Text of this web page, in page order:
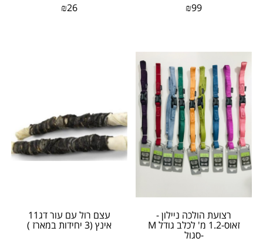
₪99
₪26
רצועת הולכה ניילון -
זאוס-1.2 מ' לכלב גודל M
-סגול
עצם רול עם עור דג11
אינץ (3 יחידות במארז )